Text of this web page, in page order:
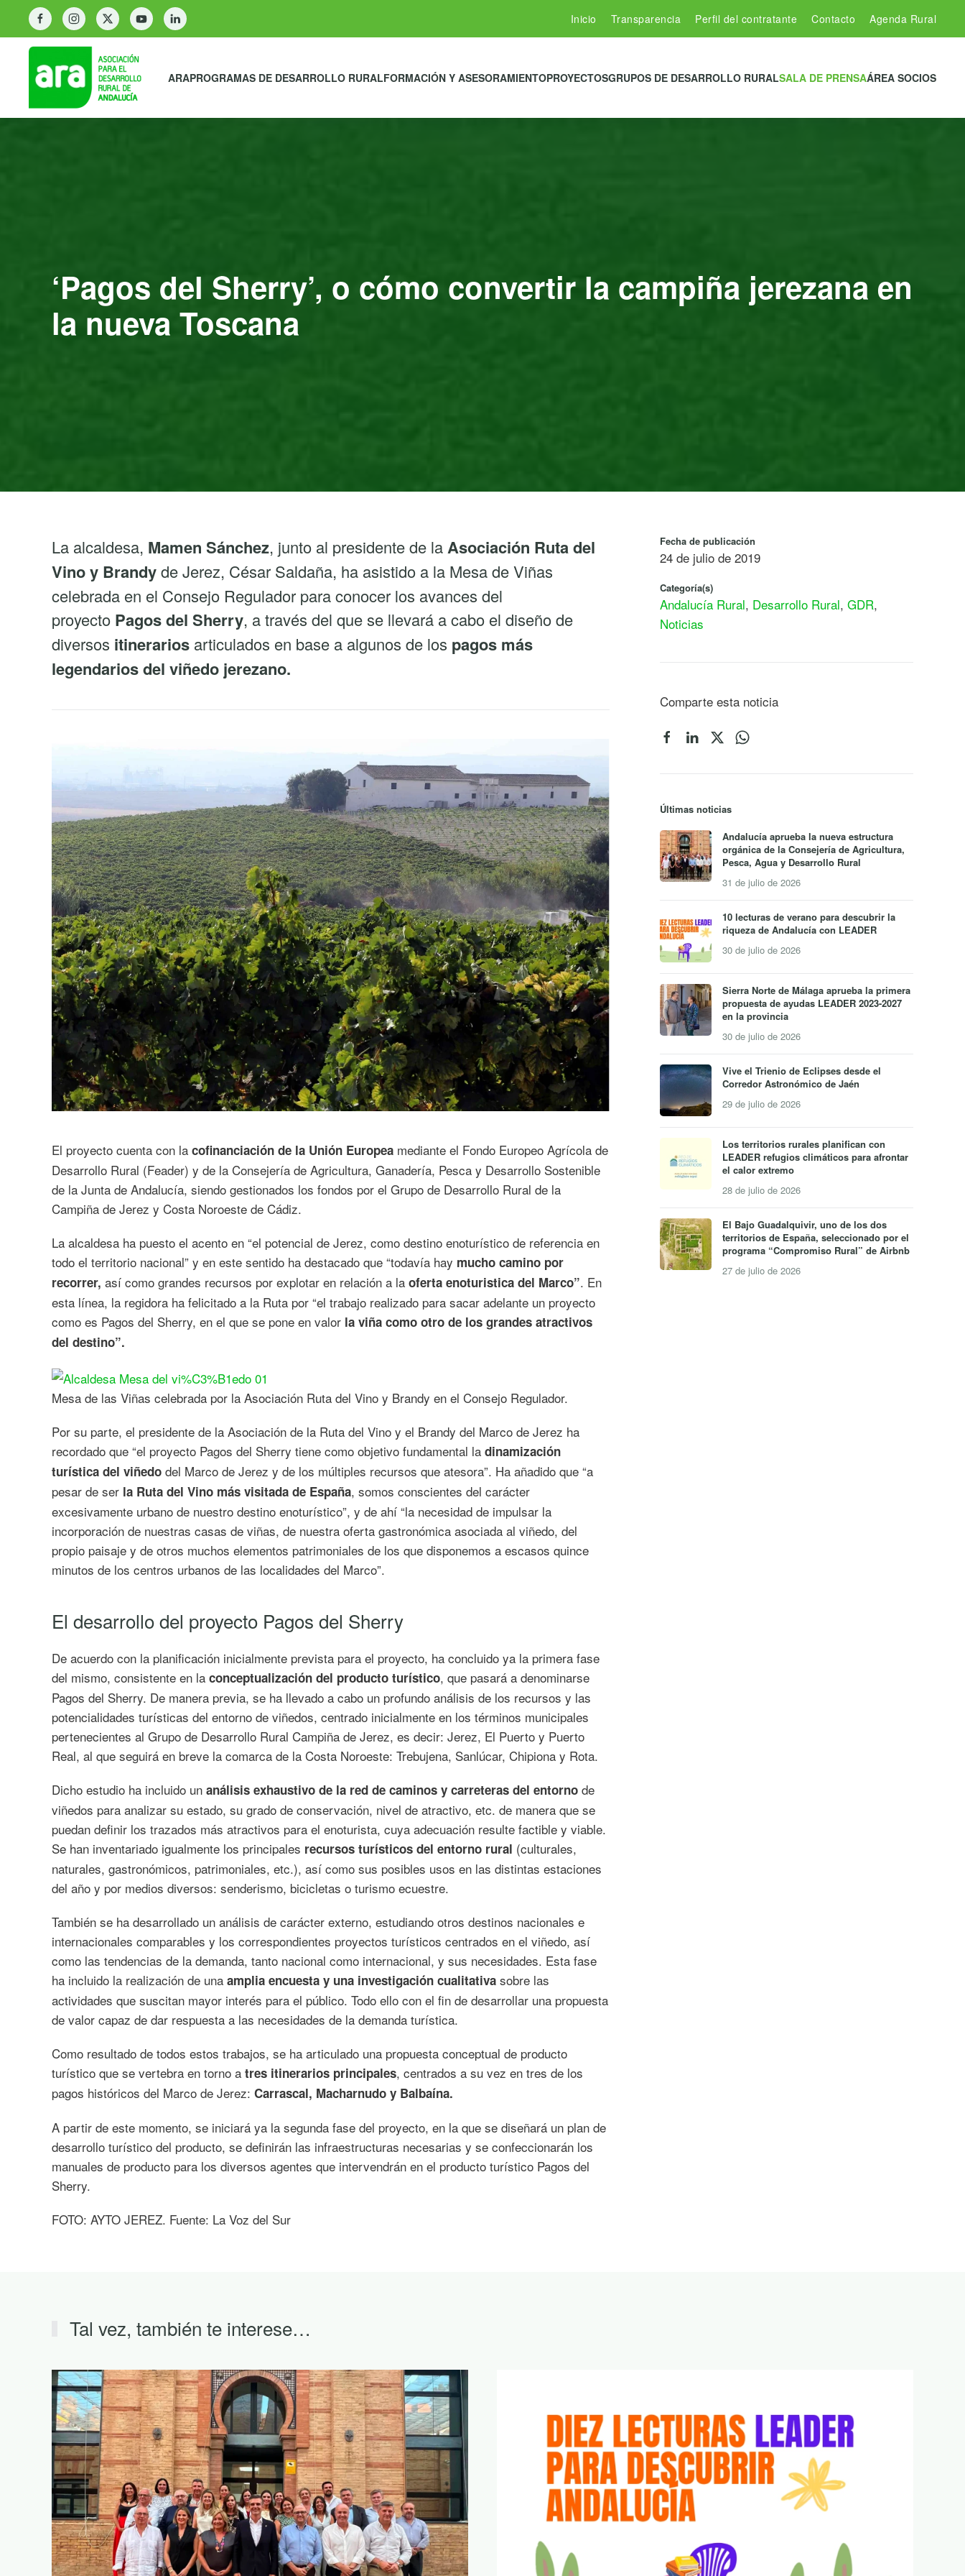
Inicio Transparencia Perfil del contratante Contacto Agenda Rural
ARAPROGRAMAS DE DESARROLLO RURALFORMACIÓN Y ASESORAMIENTOPROYECTOSGRUPOS DE DESARROLLO RURALSALA DE PRENSAÁREA SOCIOS
‘Pagos del Sherry’, o cómo convertir la campiña jerezana en
la nueva Toscana
La alcaldesa, Mamen Sánchez, junto al presidente de laAsociación Ruta del
Vino y Brandyde Jerez, César Saldaña, ha asistido a la Mesa de Viñas
celebrada en el Consejo Regulador para conocer los avances del
proyecto Pagos del Sherry, a través del que se llevará a cabo el diseño de
diversos itinerarios articulados en base a algunos de los pagos más
legendarios del viñedo jerezano.
El proyecto cuenta con la cofinanciación de la Unión Europea mediante el Fondo Europeo Agrícola de
Desarrollo Rural (Feader) y de la Consejería de Agricultura, Ganadería, Pesca y Desarrollo Sostenible
de la Junta de Andalucía, siendo gestionados los fondos por el Grupo de Desarrollo Rural de la
Campiña de Jerez y Costa Noroeste de Cádiz.
La alcaldesa ha puesto el acento en “el potencial de Jerez, como destino enoturístico de referencia en
todo el territorio nacional” y en este sentido ha destacado que “todavía hay mucho camino por
recorrer, así como grandes recursos por explotar en relación a la oferta enoturistica del Marco”. En
esta línea, la regidora ha felicitado a la Ruta por “el trabajo realizado para sacar adelante un proyecto
como es Pagos del Sherry, en el que se pone en valor la viña como otro de los grandes atractivos
del destino”.
Mesa de las Viñas celebrada por la Asociación Ruta del Vino y Brandy en el Consejo Regulador.
Por su parte, el presidente de la Asociación de la Ruta del Vino y el Brandy del Marco de Jerez ha
recordado que “el proyecto Pagos del Sherry tiene como objetivo fundamental la dinamización
turística del viñedo del Marco de Jerez y de los múltiples recursos que atesora”. Ha añadido que “a
pesar de ser la Ruta del Vino más visitada de España, somos conscientes del carácter
excesivamente urbano de nuestro destino enoturístico”, y de ahí “la necesidad de impulsar la
incorporación de nuestras casas de viñas, de nuestra oferta gastronómica asociada al viñedo, del
propio paisaje y de otros muchos elementos patrimoniales de los que disponemos a escasos quince
minutos de los centros urbanos de las localidades del Marco”.
El desarrollo del proyecto Pagos del Sherry
De acuerdo con la planificación inicialmente prevista para el proyecto, ha concluido ya la primera fase
del mismo, consistente en la conceptualización del producto turístico, que pasará a denominarse
Pagos del Sherry. De manera previa, se ha llevado a cabo un profundo análisis de los recursos y las
potencialidades turísticas del entorno de viñedos, centrado inicialmente en los términos municipales
pertenecientes al Grupo de Desarrollo Rural Campiña de Jerez, es decir: Jerez, El Puerto y Puerto
Real, al que seguirá en breve la comarca de la Costa Noroeste: Trebujena, Sanlúcar, Chipiona y Rota.
Dicho estudio ha incluido un análisis exhaustivo de la red de caminos y carreteras del entorno de
viñedos para analizar su estado, su grado de conservación, nivel de atractivo, etc. de manera que se
puedan definir los trazados más atractivos para el enoturista, cuya adecuación resulte factible y viable.
Se han inventariado igualmente los principales recursos turísticos del entorno rural (culturales,
naturales, gastronómicos, patrimoniales, etc.), así como sus posibles usos en las distintas estaciones
del año y por medios diversos: senderismo, bicicletas o turismo ecuestre.
También se ha desarrollado un análisis de carácter externo, estudiando otros destinos nacionales e
internacionales comparables y los correspondientes proyectos turísticos centrados en el viñedo, así
como las tendencias de la demanda, tanto nacional como internacional, y sus necesidades. Esta fase
ha incluido la realización de una amplia encuesta y una investigación cualitativa sobre las
actividades que suscitan mayor interés para el público. Todo ello con el fin de desarrollar una propuesta
de valor capaz de dar respuesta a las necesidades de la demanda turística.
Como resultado de todos estos trabajos, se ha articulado una propuesta conceptual de producto
turístico que se vertebra en torno a tres itinerarios principales, centrados a su vez en tres de los
pagos históricos del Marco de Jerez: Carrascal, Macharnudo y Balbaína.
A partir de este momento, se iniciará ya la segunda fase del proyecto, en la que se diseñará un plan de
desarrollo turístico del producto, se definirán las infraestructuras necesarias y se confeccionarán los
manuales de producto para los diversos agentes que intervendrán en el producto turístico Pagos del
Sherry.
FOTO: AYTO JEREZ. Fuente: La Voz del Sur
Fecha de publicación
24 de julio de 2019
Categoría(s)
Andalucía Rural, Desarrollo Rural, GDR,
Noticias
Comparte esta noticia
Últimas noticias
Andalucía aprueba la nueva estructura
orgánica de la Consejería de Agricultura,
Pesca, Agua y Desarrollo Rural
31 de julio de 2026
10 lecturas de verano para descubrir la
riqueza de Andalucía con LEADER
30 de julio de 2026
Sierra Norte de Málaga aprueba la primera
propuesta de ayudas LEADER 2023-2027
en la provincia
30 de julio de 2026
Vive el Trienio de Eclipses desde el
Corredor Astronómico de Jaén
29 de julio de 2026
Los territorios rurales planifican con
LEADER refugios climáticos para afrontar
el calor extremo
28 de julio de 2026
El Bajo Guadalquivir, uno de los dos
territorios de España, seleccionado por el
programa “Compromiso Rural” de Airbnb
27 de julio de 2026
Tal vez, también te interese…